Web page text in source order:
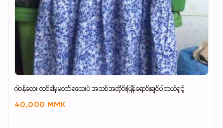
ဂါဝန်လေး တစ်ခါမှမဝတ်ရသေးပဲ အသစ်အတိုင်းပြန်ရောင်းချင်ပါတယ်ရှင့်
40,000 MMK